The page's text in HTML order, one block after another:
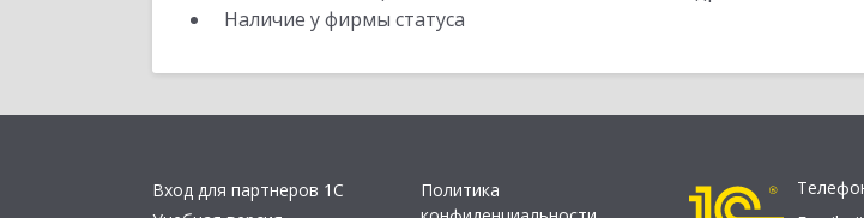
Наличие у фирмы статуса
Вход для партнеров 1С
Политика